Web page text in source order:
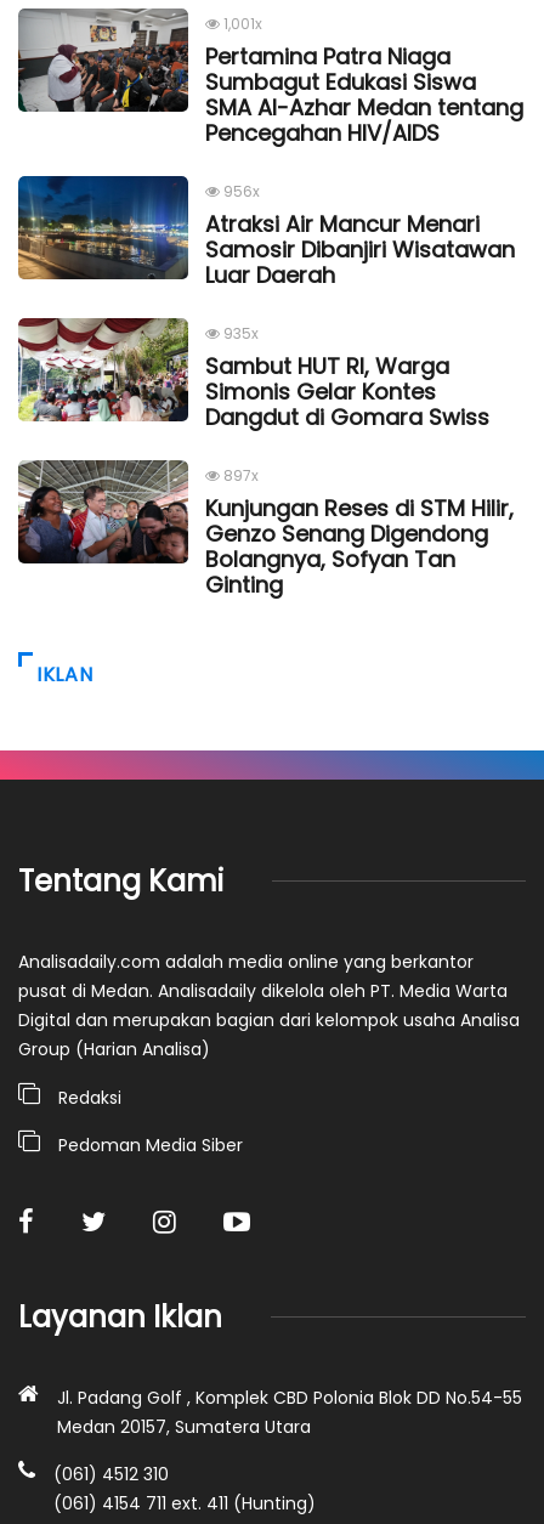
1,001x
Pertamina Patra Niaga
Sumbagut Edukasi Siswa
SMA Al-Azhar Medan tentang
Pencegahan HIV/AIDS
956x
Atraksi Air Mancur Menari
Samosir Dibanjiri Wisatawan
Luar Daerah
935x
Sambut HUT RI, Warga
Simonis Gelar Kontes
Dangdut di Gomara Swiss
897x
Kunjungan Reses di STM Hilir,
Genzo Senang Digendong
Bolangnya, Sofyan Tan
Ginting
IKLAN
Tentang Kami
Analisadaily.com adalah media online yang berkantor
pusat di Medan. Analisadaily dikelola oleh PT. Media Warta
Digital dan merupakan bagian dari kelompok usaha Analisa
Group (Harian Analisa)
Redaksi
Pedoman Media Siber
Layanan Iklan
Jl. Padang Golf , Komplek CBD Polonia Blok DD No.54-55
Medan 20157, Sumatera Utara
(061) 4512 310
(061) 4154 711 ext. 411 (Hunting)